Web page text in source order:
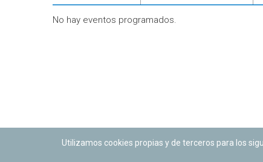
No hay eventos programados.
Utilizamos cookies propias y de terceros para los